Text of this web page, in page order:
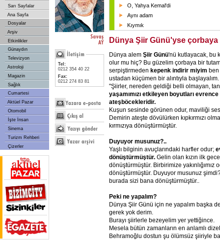
Sarı Sayfalar
Ana Sayfa
Dosyalar
Arşiv
Etkinlikler
Günaydın
Televizyon
Astroloji
Magazin
Sağlık
Cumartesi
Aktüel Pazar
Otomobil
İşte İnsan
Sinema
Turizm Rehberi
Çizerler
Tel:
0212 354 40 22
Fax:
0212 274 83 81
O, Yahya Kemal'di
Aynı adam
Kıymık
Dünya Şiir Günü'yse çorbaya
Dünya alem Şiir Günü'nü kutlayacak, bu
olur mu hiç? Bu güzelim çorbaya bir
serpiştirmeden kepenk indirir miyim
ustadan küçümen bir alıntıyla başlayalım.
"Şiirler, nereden geldiği belli olmayan,
yaşamımızı etkileyen boyutları evrence
ateşböcekleridir.
Kuşun sesinde görünen odur, maviliği
Demirin ateşte dövülürken kıpkırmızı
kırmızıya dönüştürmüştür.
Duyuyor musunuz?..
Yaşlı bilginin avuçlarındaki harfler odur;
dönüştürmüştür. Gelin olan kızın ilk
dönüştürmüştür. Birbirimize
dönüştürmüştür. Duyuyor musunuz
burada sizi bana dönüştürmüştür..
Peki ne yapalım?
Dünya Şiir Günü için ne yapalım başka
gerek yok derim.
Burayı şiirlerle bezeyelim yer yettiğince.
Mesela bütün zamanların en anlamlı
Behramoğlu dostun şu ölümsüz şiiriyle